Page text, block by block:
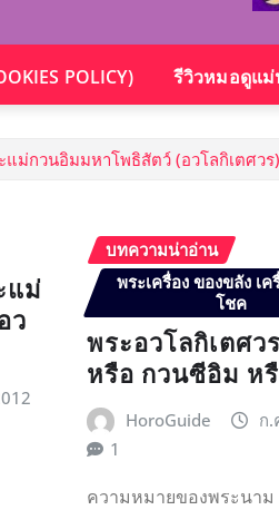
POLICY) รีวิวหมอดูแม่
ม่กวนอิมมหาโพธิสัตว์ (อวโลกิเตศวร)
ม่
ว
บทความน่าอ่าน
พระเครื่อง ของขลัง เค
โชค
พระอวโลกิเตศ
หรือ กวนซีอิม ห
HoroGuide
ก.
1
ความหมายของพระนา